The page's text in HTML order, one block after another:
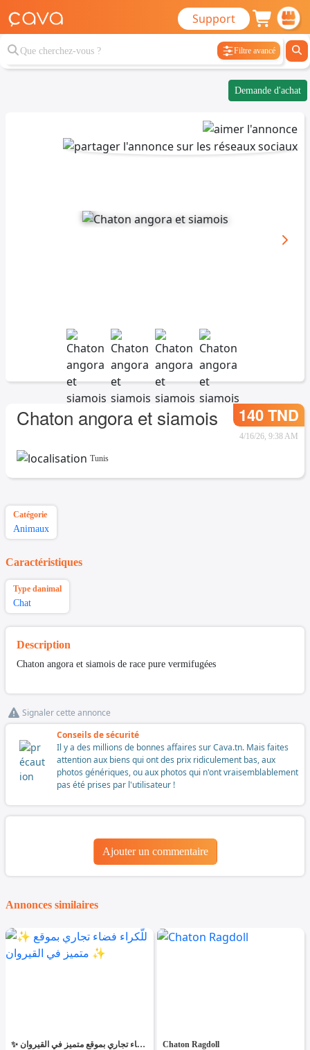
Support
Filtre avancé
Demande d'achat
Chaton angora et siamois 140 TND
4/16/26, 9:38 AM
Tunis
Catégorie
Animaux
Caractéristiques
Type danimal
Chat
Description
Chaton angora et siamois de race pure vermifugées
Signaler cette annonce
Conseils de sécurité
Il y a des millions de bonnes affaires sur Cava.tn. Mais faites
attention aux biens qui ont des prix ridiculement bas, aux
photos génériques, ou aux photos qui n'ont vraisemblablement
pas été prises par l'utilisateur !
Ajouter un commentaire
Annonces similaires
✨ للّكراء فضاء تجاري بموقع متميز في القيروان ✨ Chaton Ragdoll